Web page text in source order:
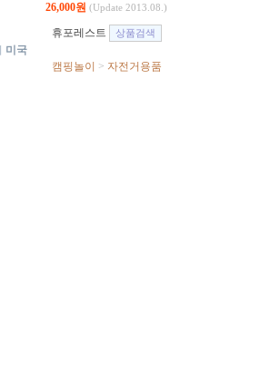
26,000원 (Update 2013.08.)
휴포레스트
미국
캠핑놀이
> 자전거용품